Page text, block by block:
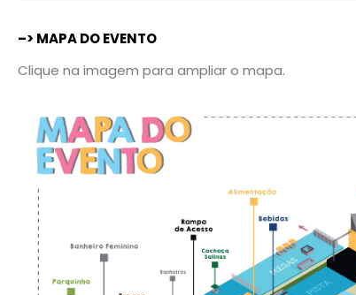
–> MAPA DO EVENTO
Clique na imagem para ampliar o mapa.